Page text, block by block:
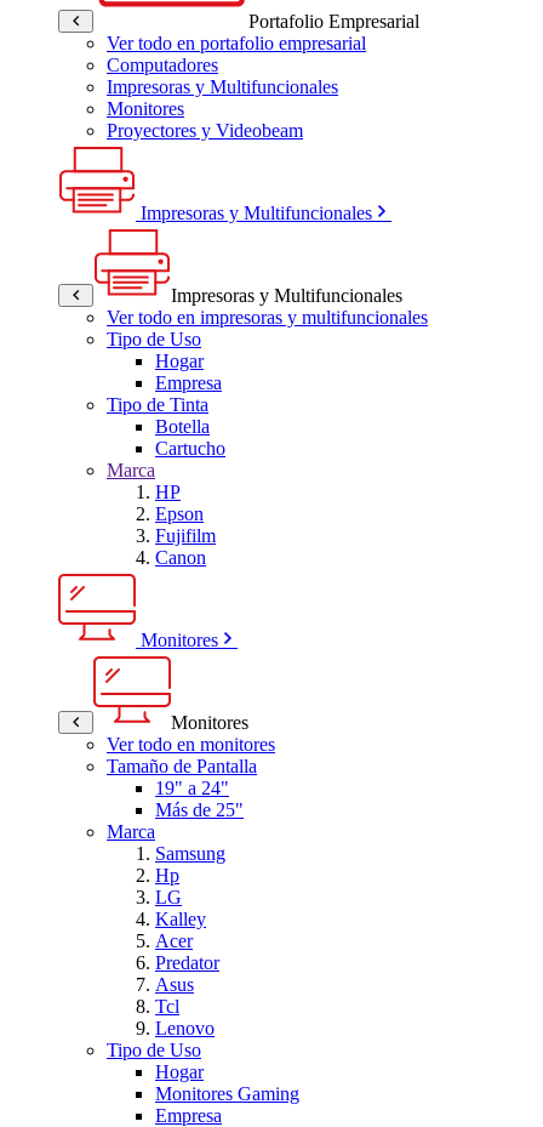
Portafolio Empresarial
Ver todo en portafolio empresarial
Computadores
Impresoras y Multifuncionales
Monitores
Proyectores y Videobeam
Impresoras y Multifuncionales
Impresoras y Multifuncionales
Ver todo en impresoras y multifuncionales
Tipo de Uso
Hogar
Empresa
Tipo de Tinta
Botella
Cartucho
Marca
HP
Epson
Fujifilm
Canon
Monitores
Monitores
Ver todo en monitores
Tamaño de Pantalla
19" a 24"
Más de 25"
Marca
Samsung
Hp
LG
Kalley
Acer
Predator
Asus
Tcl
Lenovo
Tipo de Uso
Hogar
Monitores Gaming
Empresa